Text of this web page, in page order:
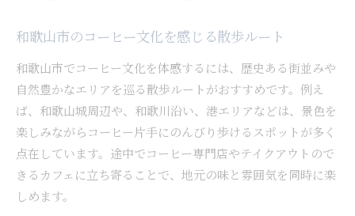
和歌山市のコーヒー文化を感じる散歩ルート
和歌山市でコーヒー文化を体感するには、歴史ある街並みや
自然豊かなエリアを巡る散歩ルートがおすすめです。例え
ば、和歌山城周辺や、和歌川沿い、港エリアなどは、景色を
楽しみながらコーヒー片手にのんびり歩けるスポットが多く
点在しています。途中でコーヒー専門店やテイクアウトので
きるカフェに立ち寄ることで、地元の味と雰囲気を同時に楽
しめます。